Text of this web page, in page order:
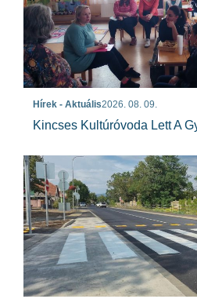
Hírek - Aktuális2026. 08. 09.
Kincses Kultúróvoda Lett A